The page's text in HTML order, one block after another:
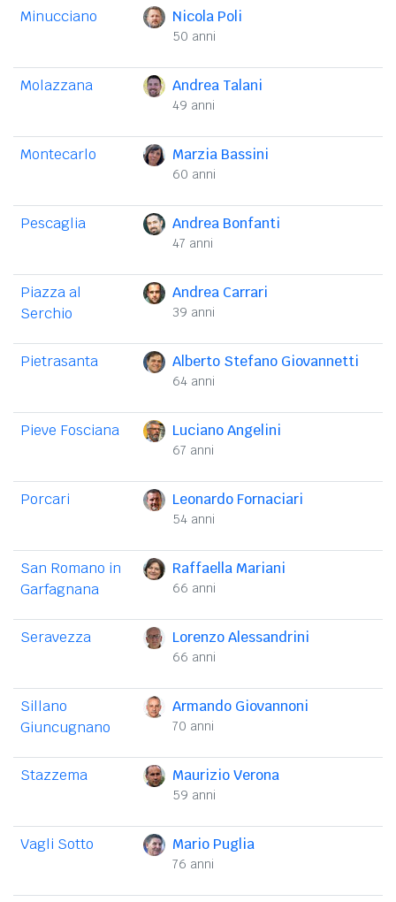
Minucciano Nicola Poli
50 anni
Molazzana Andrea Talani
49 anni
Montecarlo Marzia Bassini
60 anni
Pescaglia Andrea Bonfanti
47 anni
Piazza al
Serchio
Andrea Carrari
39 anni
Pietrasanta Alberto Stefano Giovannetti
64 anni
Pieve Fosciana Luciano Angelini
67 anni
Porcari Leonardo Fornaciari
54 anni
San Romano in
Garfagnana
Raffaella Mariani
66 anni
Seravezza Lorenzo Alessandrini
66 anni
Sillano
Giuncugnano
Armando Giovannoni
70 anni
Stazzema Maurizio Verona
59 anni
Vagli Sotto Mario Puglia
76 anni